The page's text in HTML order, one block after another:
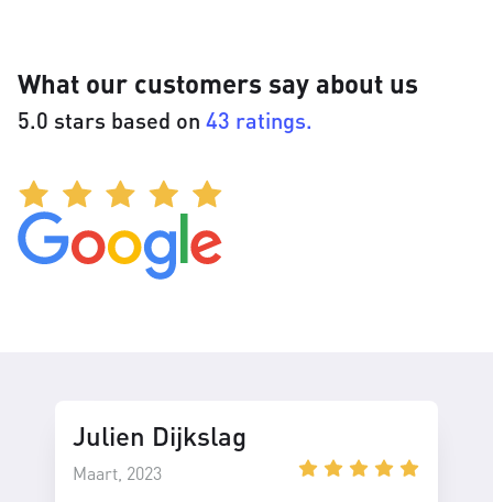
What our customers say about us
5.0 stars based on 43 ratings.
Julien Dijkslag
Maart, 2023